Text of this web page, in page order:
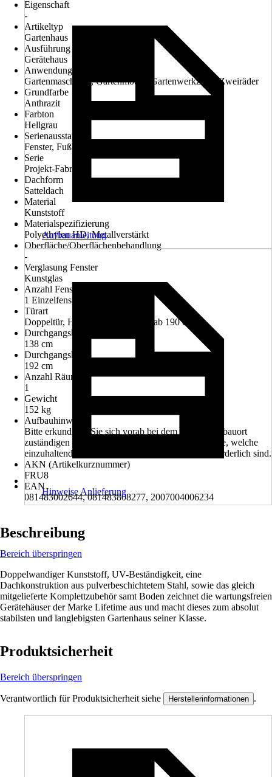
Eigenschaft
-
Artikeltyp
Gartenhaus
Ausführung
Gerätehaus
Anwendungsbereich
Gartenmaschinen, Gartenmöbel, Gartenwerkzeug, Zweiräder
Grundfarbe
Anthrazit
Farbton
Hellgrau
Serienausstattung
Fenster, Fußboden
Serie
Projekt-Fabrik
Dachform
Satteldach
Material
Kunststoff
Materialspezifizierung
Polyethylen HD, Metallverstärkt
Oberfläche/Oberflächenbehandlung
-
Verglasung Fenster
Kunstglas
Anzahl Fenster
1 Einzelfenster
Türart
Doppeltür, Hohe Durchgangstür (ab 190 cm)
Durchgangsbreite
138 cm
Durchgangshöhe
192 cm
Anzahl Räume
1
Gewicht
152 kg
Aufbauhinweis
Bitte erkundigen Sie sich vorab bei dem für den Einbauort
zuständigen Bauamt oder der zuständigen Gemeinde, welche
einzuhaltenden bautechnischen Anforderungen erforderlich sind.
AKN (Artikelkurznummer)
FRU8
EAN
081483002644, 081483808277, 2007004006234
Aufbauanleitung
Hinweise Anlieferung
Beschreibung
Bereich überspringen
Doppelwandiger Kunststoff, UV-Beständigkeit, eine
Dachkonstruktion aus pulverbeschichtetem Stahl, sowie das gleich
mitgelieferte Komplettzubehör samt Boden zeichnet die wartungsfreien
Gerätehäuser der Marke Lifetime aus und macht dieses zum absolut
stabilsten und langlebigsten Gartenhaus seiner Klasse.
Produktsicherheit
Bereich überspringen
Verantwortlich für Produktsicherheit siehe Herstellerinformationen .